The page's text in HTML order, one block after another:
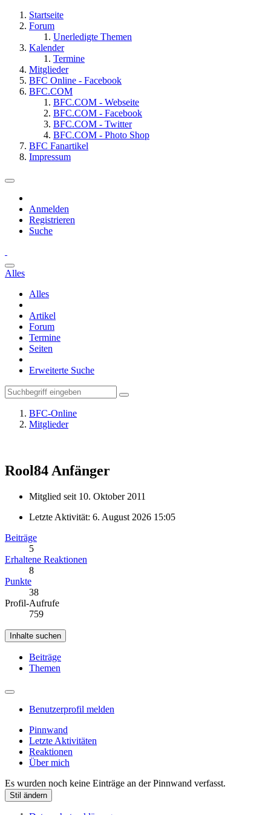
Startseite
Forum
Unerledigte Themen
Kalender
Termine
Mitglieder
BFC Online - Facebook
BFC.COM
BFC.COM - Webseite
BFC.COM - Facebook
BFC.COM - Twitter
BFC.COM - Photo Shop
BFC Fanartikel
Impressum
Anmelden
Registrieren
Suche
Alles
Alles
Artikel
Forum
Termine
Seiten
Erweiterte Suche
BFC-Online
Mitglieder
Rool84 Anfänger
Mitglied seit 10. Oktober 2011
Letzte Aktivität: 6. August 2026 15:05
Beiträge
5
Erhaltene Reaktionen
8
Punkte
38
Profil-Aufrufe
759
Inhalte suchen
Beiträge
Themen
Benutzerprofil melden
Pinnwand
Letzte Aktivitäten
Reaktionen
Über mich
Es wurden noch keine Einträge an der Pinnwand verfasst.
Stil ändern